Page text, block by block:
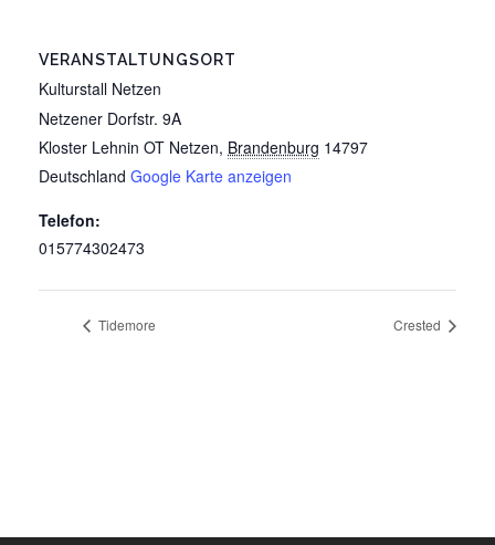
VERANSTALTUNGSORT
Kulturstall Netzen
Netzener Dorfstr. 9A
Kloster Lehnin OT Netzen, Brandenburg 14797
Deutschland Google Karte anzeigen
Telefon:
015774302473
Tidemore Crested